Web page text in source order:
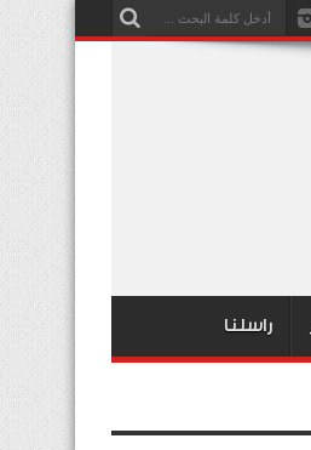
راسلنا